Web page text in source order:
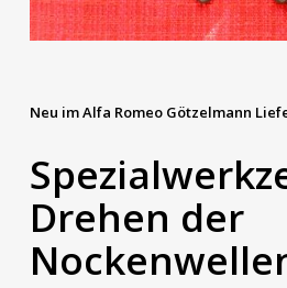
Neu im Alfa Romeo Götzelmann
Drehen der